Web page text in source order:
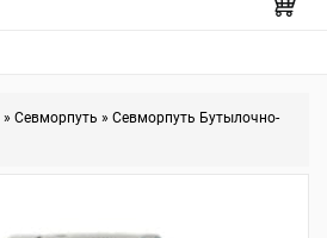
» Севморпуть » Севморпуть Бутылочно-